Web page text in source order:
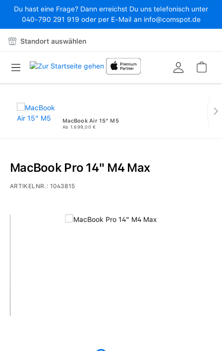
Zum Hauptinhalt springen
Du hast eine Frage? Dann erreichst Du uns telefonisch unter
040-790 291 919 oder per E-Mail an info@comspot.de
Standort auswählen
MacBook Air 15" M5
Ab 1.699,00 €
Bildergalerie überspringen
MacBook Pro 14" M4 Max
ARTIKELNR.:1043815